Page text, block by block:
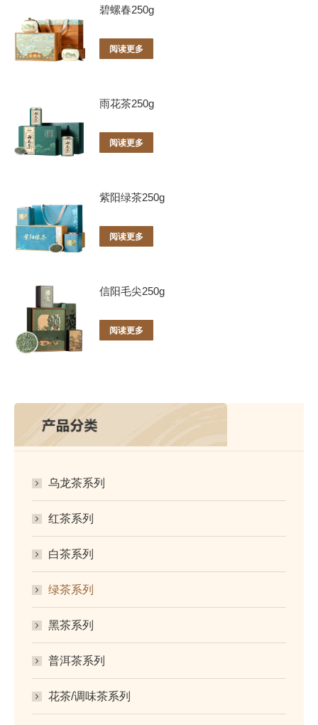
碧螺春250g
阅读更多
雨花茶250g
阅读更多
紫阳绿茶250g
阅读更多
信阳毛尖250g
阅读更多
乌龙茶系列
红茶系列
白茶系列
绿茶系列
黑茶系列
普洱茶系列
花茶/调味茶系列